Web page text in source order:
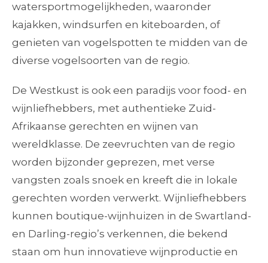
watersportmogelijkheden, waaronder
kajakken, windsurfen en kiteboarden, of
genieten van vogelspotten te midden van de
diverse vogelsoorten van de regio.
De Westkust is ook een paradijs voor food- en
wijnliefhebbers, met authentieke Zuid-
Afrikaanse gerechten en wijnen van
wereldklasse. De zeevruchten van de regio
worden bijzonder geprezen, met verse
vangsten zoals snoek en kreeft die in lokale
gerechten worden verwerkt. Wijnliefhebbers
kunnen boutique-wijnhuizen in de Swartland-
en Darling-regio’s verkennen, die bekend
staan om hun innovatieve wijnproductie en